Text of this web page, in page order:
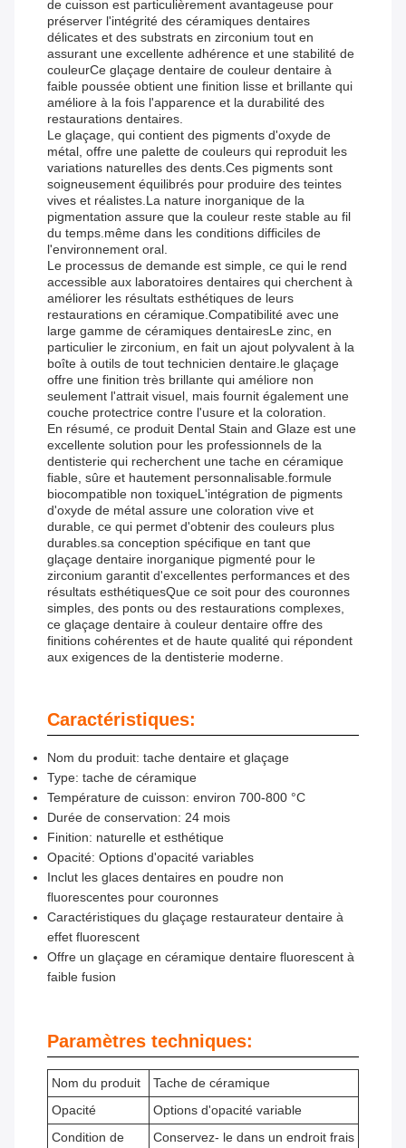
de cuisson est particulièrement avantageuse pour
préserver l'intégrité des céramiques dentaires
délicates et des substrats en zirconium tout en
assurant une excellente adhérence et une stabilité de
couleurCe glaçage dentaire de couleur dentaire à
faible poussée obtient une finition lisse et brillante qui
améliore à la fois l'apparence et la durabilité des
restaurations dentaires.
Le glaçage, qui contient des pigments d'oxyde de
métal, offre une palette de couleurs qui reproduit les
variations naturelles des dents.Ces pigments sont
soigneusement équilibrés pour produire des teintes
vives et réalistes.La nature inorganique de la
pigmentation assure que la couleur reste stable au fil
du temps.même dans les conditions difficiles de
l'environnement oral.
Le processus de demande est simple, ce qui le rend
accessible aux laboratoires dentaires qui cherchent à
améliorer les résultats esthétiques de leurs
restaurations en céramique.Compatibilité avec une
large gamme de céramiques dentairesLe zinc, en
particulier le zirconium, en fait un ajout polyvalent à la
boîte à outils de tout technicien dentaire.le glaçage
offre une finition très brillante qui améliore non
seulement l'attrait visuel, mais fournit également une
couche protectrice contre l'usure et la coloration.
En résumé, ce produit Dental Stain and Glaze est une
excellente solution pour les professionnels de la
dentisterie qui recherchent une tache en céramique
fiable, sûre et hautement personnalisable.formule
biocompatible non toxiqueL'intégration de pigments
d'oxyde de métal assure une coloration vive et
durable, ce qui permet d'obtenir des couleurs plus
durables.sa conception spécifique en tant que
glaçage dentaire inorganique pigmenté pour le
zirconium garantit d'excellentes performances et des
résultats esthétiquesQue ce soit pour des couronnes
simples, des ponts ou des restaurations complexes,
ce glaçage dentaire à couleur dentaire offre des
finitions cohérentes et de haute qualité qui répondent
aux exigences de la dentisterie moderne.
Caractéristiques:
Nom du produit: tache dentaire et glaçage
Type: tache de céramique
Température de cuisson: environ 700-800 °C
Durée de conservation: 24 mois
Finition: naturelle et esthétique
Opacité: Options d'opacité variables
Inclut les glaces dentaires en poudre non
fluorescentes pour couronnes
Caractéristiques du glaçage restaurateur dentaire à
effet fluorescent
Offre un glaçage en céramique dentaire fluorescent à
faible fusion
Paramètres techniques:
Nom du produit
Tache de céramique
Opacité
Options d'opacité variable
Condition de
Conservez- le dans un endroit frais